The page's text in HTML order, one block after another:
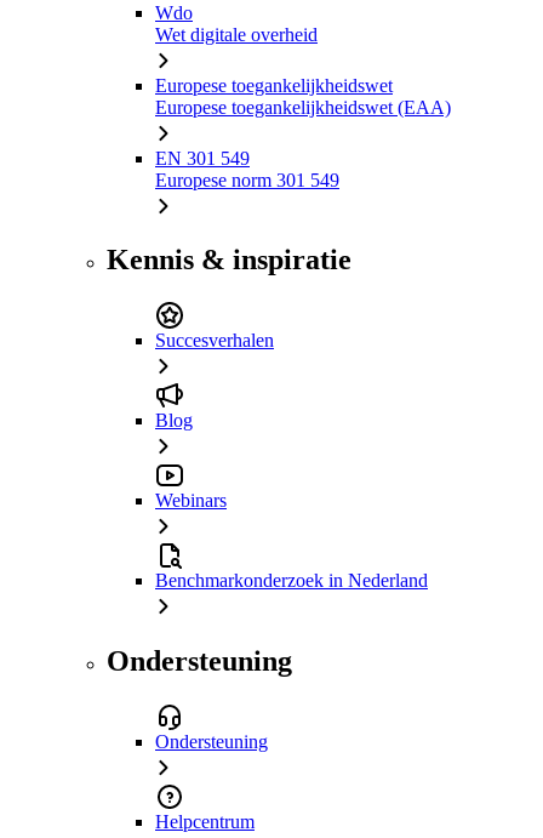
Wdo
Wet digitale overheid
Europese toegankelijkheidswet
Europese toegankelijkheidswet (EAA)
EN 301 549
Europese norm 301 549
Kennis & inspiratie
Succesverhalen
Blog
Webinars
Benchmarkonderzoek in Nederland
Ondersteuning
Ondersteuning
Helpcentrum